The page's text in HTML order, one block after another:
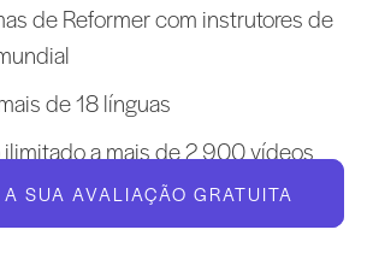
de Reformer com instrutores de
de 18 línguas
a mais de 2 900 vídeos
SUA AVALIAÇÃO GRATUITA